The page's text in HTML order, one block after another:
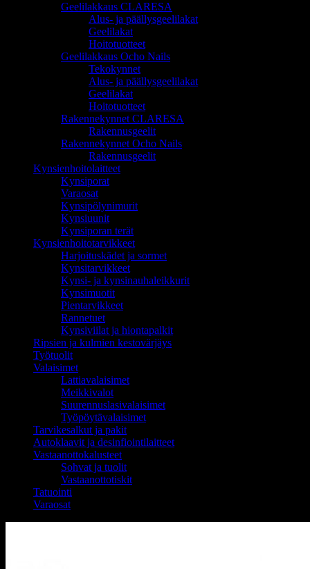
Geelilakkaus CLARESA
Alus- ja päällysgeelilakat
Geelilakat
Hoitotuotteet
Geelilakkaus Ocho Nails
Tekokynnet
Alus- ja päällysgeelilakat
Geelilakat
Hoitotuotteet
Rakennekynnet CLARESA
Rakennusgeelit
Rakennekynnet Ocho Nails
Rakennusgeelit
Kynsienhoitolaitteet
Kynsiporat
Varaosat
Kynsipölynimurit
Kynsiuunit
Kynsiporan terät
Kynsienhoitotarvikkeet
Harjoituskädet ja sormet
Kynsitarvikkeet
Kynsi- ja kynsinauhaleikkurit
Kynsimuotit
Pientarvikkeet
Rannetuet
Kynsiviilat ja hiontapalkit
Ripsien ja kulmien kestovärjäys
Työtuolit
Valaisimet
Lattiavalaisimet
Meikkivalot
Suurennuslasivalaisimet
Työpöytävalaisimet
Tarvikesalkut ja pakit
Autoklaavit ja desinfiointilaitteet
Vastaanottokalusteet
Sohvat ja tuolit
Vastaanottotiskit
Tatuointi
Varaosat